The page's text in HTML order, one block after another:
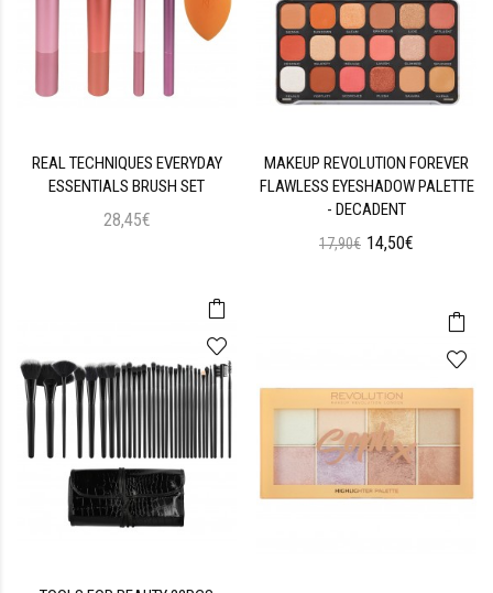
REAL TECHNIQUES EVERYDAY
ESSENTIALS BRUSH SET
28,45€
MAKEUP REVOLUTION FOREVER
FLAWLESS EYESHADOW PALETTE
- DECADENT
17,90€ 14,50€